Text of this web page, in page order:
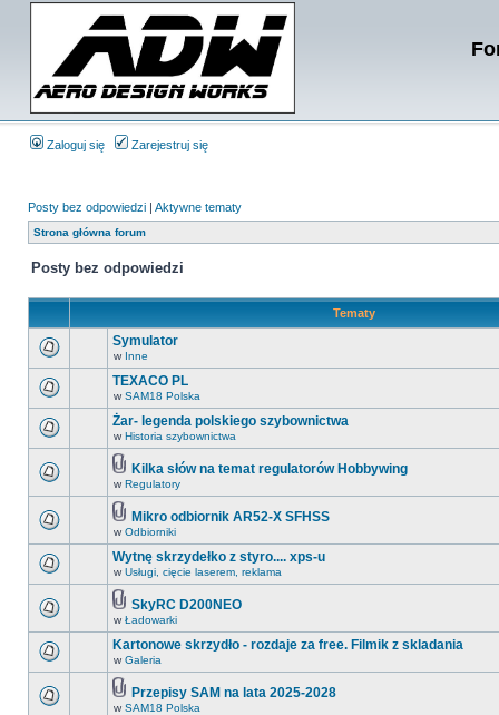
Zaloguj się Zarejestruj się
Posty bez odpowiedzi | Aktywne tematy
Strona główna forum
Posty bez odpowiedzi
Tematy
Symulator
w Inne
TEXACO PL
w SAM18 Polska
Żar- legenda polskiego szybownictwa
w Historia szybownictwa
Kilka słów na temat regulatorów Hobbywing
w Regulatory
Mikro odbiornik AR52-X SFHSS
w Odbiorniki
Wytnę skrzydełko z styro.... xps-u
w Usługi, cięcie laserem, reklama
SkyRC D200NEO
w Ładowarki
Kartonowe skrzydło - rozdaje za free. Filmik z skladania
w Galeria
Przepisy SAM na lata 2025-2028
w SAM18 Polska